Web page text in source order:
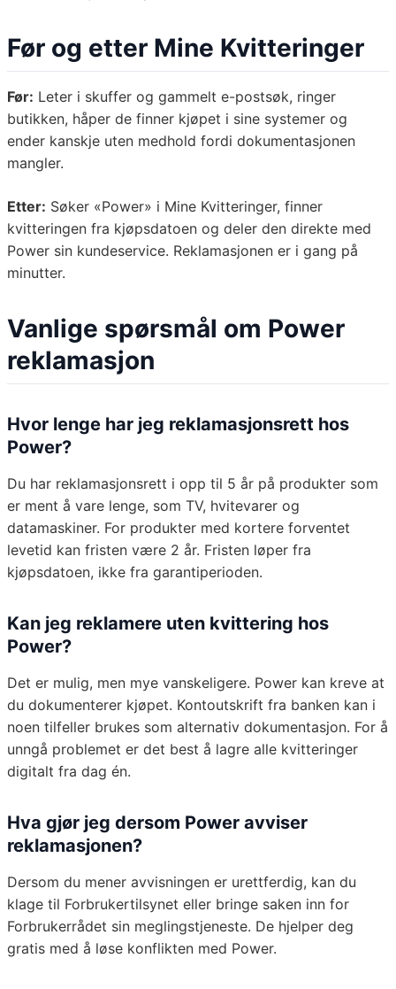
Før og etter Mine Kvitteringer
Før: Leter i skuffer og gammelt e-postsøk, ringer
butikken, håper de finner kjøpet i sine systemer og
ender kanskje uten medhold fordi dokumentasjonen
mangler.
Etter: Søker «Power» i Mine Kvitteringer, finner
kvitteringen fra kjøpsdatoen og deler den direkte med
Power sin kundeservice. Reklamasjonen er i gang på
minutter.
Vanlige spørsmål om Power
reklamasjon
Hvor lenge har jeg reklamasjonsrett hos
Power?
Du har reklamasjonsrett i opp til 5 år på produkter som
er ment å vare lenge, som TV, hvitevarer og
datamaskiner. For produkter med kortere forventet
levetid kan fristen være 2 år. Fristen løper fra
kjøpsdatoen, ikke fra garantiperioden.
Kan jeg reklamere uten kvittering hos
Power?
Det er mulig, men mye vanskeligere. Power kan kreve at
du dokumenterer kjøpet. Kontoutskrift fra banken kan i
noen tilfeller brukes som alternativ dokumentasjon. For å
unngå problemet er det best å lagre alle kvitteringer
digitalt fra dag én.
Hva gjør jeg dersom Power avviser
reklamasjonen?
Dersom du mener avvisningen er urettferdig, kan du
klage til Forbrukertilsynet eller bringe saken inn for
Forbrukerrådet sin meglingstjeneste. De hjelper deg
gratis med å løse konflikten med Power.